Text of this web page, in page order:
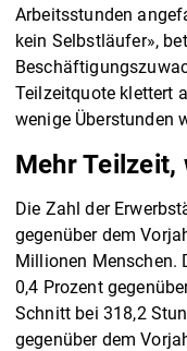
Arbeitsstunden
kein Selbstläufer»,
Teilzeitquote klettert
wenige Überstunden
Mehr Teilzeit,
Die Zahl der
gegenüber dem
Millionen Menschen.
0,4 Prozent
Schnitt bei 318,2
gegenüber dem